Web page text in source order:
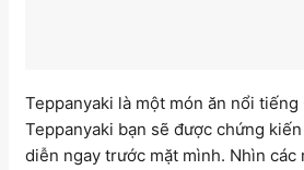
Teppanyaki là một món ăn nổi tiếng
Teppanyaki bạn sẽ được chứng
diễn ngay trước mặt mình. Nhìn các